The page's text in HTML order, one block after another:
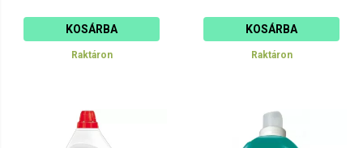
KOSÁRBA
Raktáron
KOSÁRBA
Raktáron